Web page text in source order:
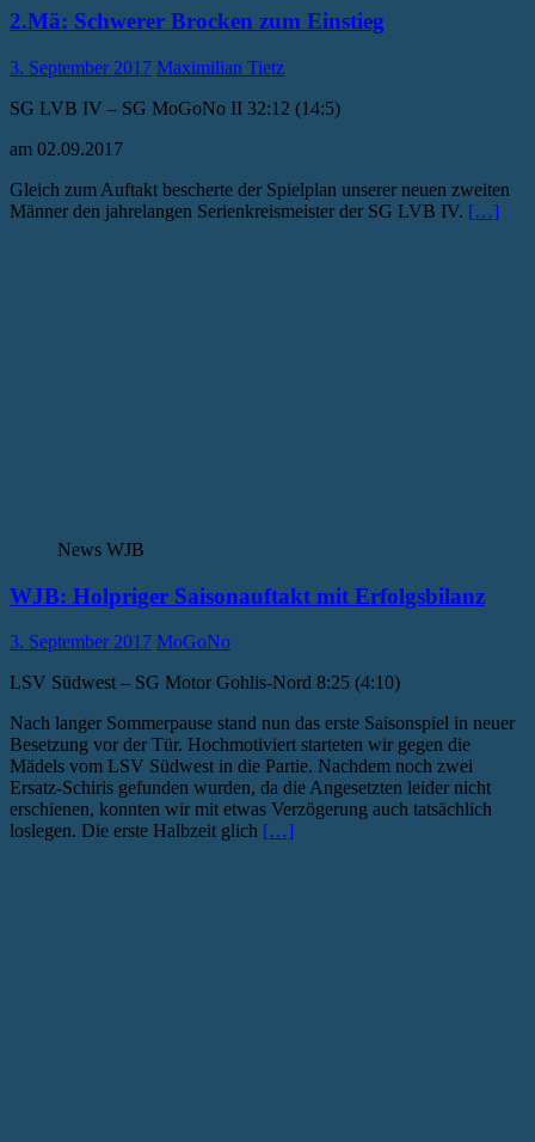
2.Mä: Schwerer Brocken zum Einstieg
3. September 2017 Maximilian Tietz
SG LVB IV – SG MoGoNo II 32:12 (14:5)
am 02.09.2017
Gleich zum Auftakt bescherte der Spielplan unserer neuen zweiten
Männer den jahrelangen Serienkreismeister der SG LVB IV. […]
News WJB
WJB: Holpriger Saisonauftakt mit Erfolgsbilanz
3. September 2017 MoGoNo
LSV Südwest – SG Motor Gohlis-Nord 8:25 (4:10)
Nach langer Sommerpause stand nun das erste Saisonspiel in neuer
Besetzung vor der Tür. Hochmotiviert starteten wir gegen die
Mädels vom LSV Südwest in die Partie. Nachdem noch zwei
Ersatz-Schiris gefunden wurden, da die Angesetzten leider nicht
erschienen, konnten wir mit etwas Verzögerung auch tatsächlich
loslegen. Die erste Halbzeit glich […]